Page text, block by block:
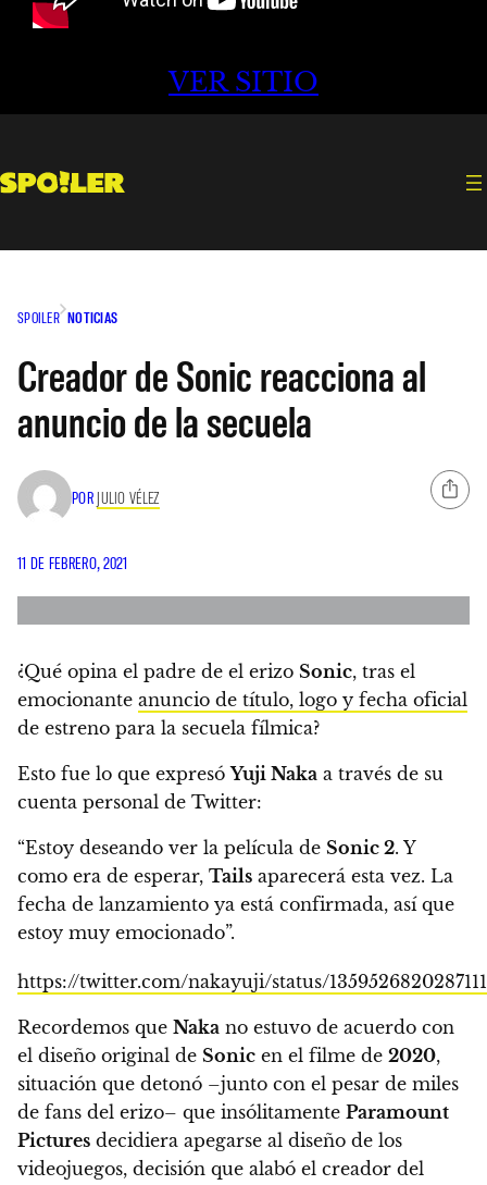
VER SITIO
SPOILER NOTICIAS
Creador de Sonic reacciona al
anuncio de la secuela
POR JULIO VÉLEZ
11 DE FEBRERO, 2021
¿Qué opina el padre de el erizo Sonic, tras el
emocionante anuncio de título, logo y fecha oficial
de estreno para la secuela fílmica?
Esto fue lo que expresóYuji Naka a través de su
cuenta personal de Twitter:
“Estoy deseando ver la película de Sonic 2. Y
como era de esperar, Tails aparecerá esta vez. La
fecha de lanzamiento ya está confirmada, así que
estoy muy emocionado”.
https://twitter.com/nakayuji/status/
Recordemos que Naka no estuvo de acuerdo con
el diseño original de Sonic en el filme de 2020,
situación que detonó –junto con el pesar de miles
de fans del erizo– que insólitamente Paramount
Pictures decidiera apegarse al diseño de los
videojuegos, decisión que alabó el creador del